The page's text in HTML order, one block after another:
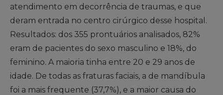
atendimento em decorrência de traumas, e que
deram entrada no centro cirúrgico desse hospital.
Resultados: dos 355 prontuários analisados, 82%
eram de pacientes do sexo masculino e 18%, do
feminino. A maioria tinha entre 20 e 29 anos de
idade. De todas as fraturas faciais, a de mandíbula
foi a mais frequente (37,7%), e a maior causa do